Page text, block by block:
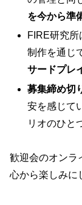
を今から準
FIRE研究
制作を通じ
サードプレ
募集締め切
安を感じて
リオのひと
歓迎会のオンラ
心から楽しみに